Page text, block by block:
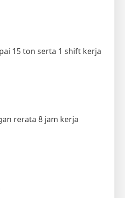
15 ton serta 1 shift kerja
rerata 8 jam kerja